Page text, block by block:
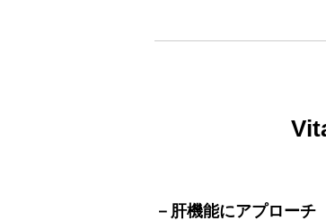
－肝機能にアプローチ